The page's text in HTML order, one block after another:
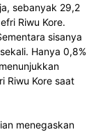
sebanyak 29,2
Riwu Kore.
sisanya
Hanya 0,8%
Riwu Kore saat
menegaskan